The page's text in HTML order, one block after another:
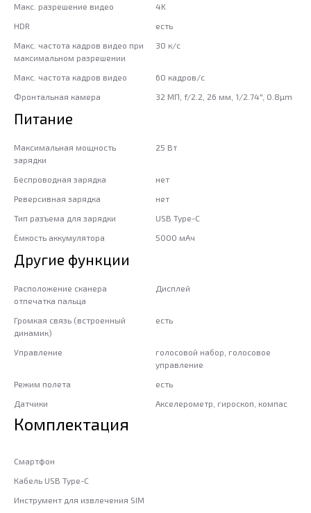
Макс. разрешение видео
4K
HDR
есть
Макс. частота кадров видео при
максимальном разрешении
30 к/с
Макс. частота кадров видео
60 кадров/с
Фронтальная камера
32 МП, f/2.2, 26 мм, 1/2.74", 0.8µm
Питание
Максимальная мощность
зарядки
25 Вт
Беспроводная зарядка
нет
Реверсивная зарядка
нет
Тип разъема для зарядки
USB Type-C
Ёмкость аккумулятора
5000 мАч
Другие функции
Расположение сканера
отпечатка пальца
Дисплей
Громкая связь (встроенный
динамик)
есть
Управление
голосовой набор, голосовое
управление
Режим полета
есть
Датчики
Акселерометр, гироскоп, компас
Комплектация
Смартфон
Кабель USB Type-C
Инструмент для извлечения SIM